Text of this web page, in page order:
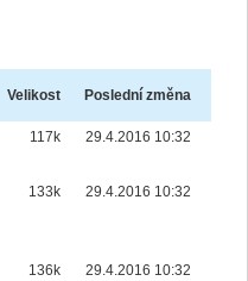
Velikost Poslední změna
117k 29.4.2016 10:32
133k 29.4.2016 10:32
136k 29.4.2016 10:32